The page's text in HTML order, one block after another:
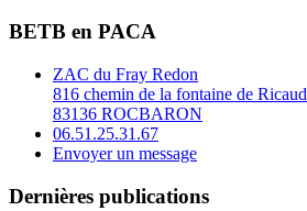
BETB en PACA
ZAC du Fray Redon
816 chemin de la fontaine de Ricaud
83136 ROCBARON
06.51.25.31.67
Envoyer un message
Dernières publications